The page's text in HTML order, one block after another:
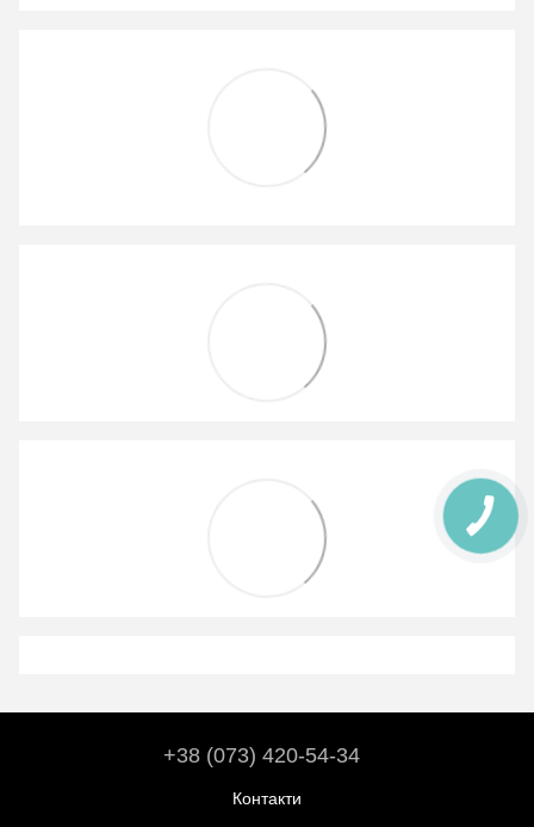
+38 (073) 420-54-34
Контакти